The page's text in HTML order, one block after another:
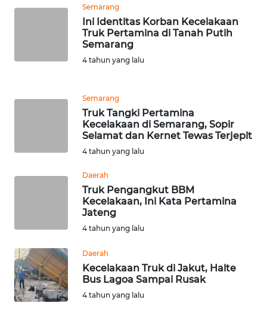
Semarang
Ini Identitas Korban Kecelakaan
Truk Pertamina di Tanah Putih
Semarang
4 tahun yang lalu
Semarang
Truk Tangki Pertamina
Kecelakaan di Semarang, Sopir
Selamat dan Kernet Tewas Terjepit
4 tahun yang lalu
Daerah
Truk Pengangkut BBM
Kecelakaan, Ini Kata Pertamina
Jateng
4 tahun yang lalu
Daerah
Kecelakaan Truk di Jakut, Halte
Bus Lagoa Sampai Rusak
4 tahun yang lalu
WN
KEPRI
WN
PAPUA